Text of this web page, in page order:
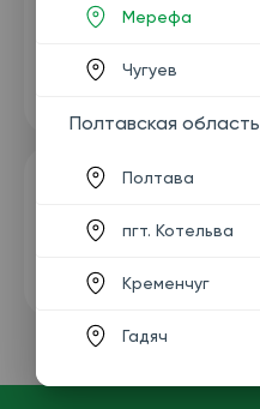
Мерефа
Чугуев
Полтавская область
Полтава
пгт. Котельва
Кременчуг
Гадяч